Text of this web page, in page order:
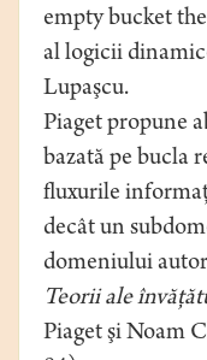
empty bucket
al logicii
Lupaşcu.
Piaget propune
bazată pe bucla
fluxurile
decât un
domeniului
Teorii ale
Piaget şi Noam